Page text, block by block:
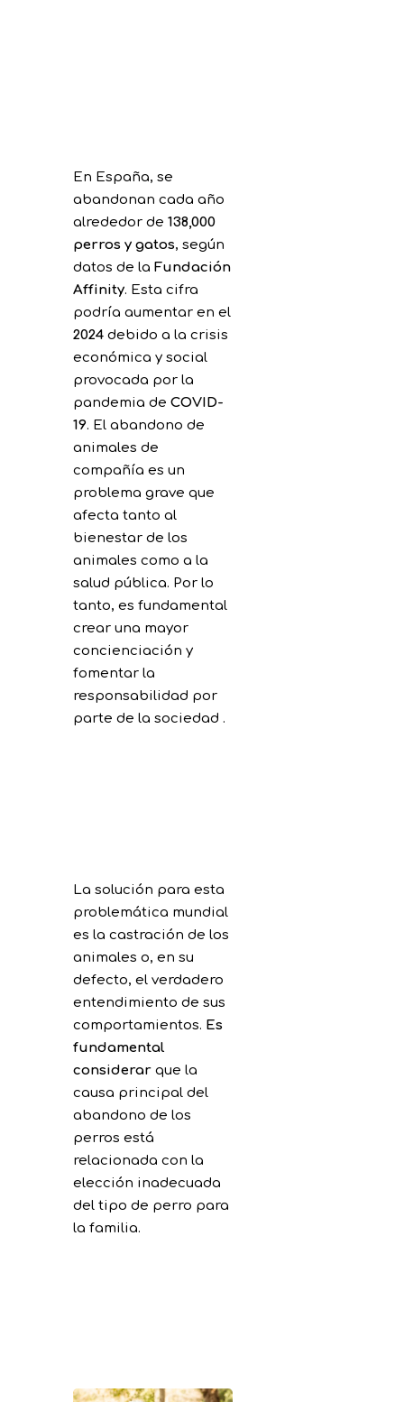
En España, se
abandonan cada año
alrededor de 138,000
perros y gatos, según
datos de la Fundación
Affinity. Esta cifra
podría aumentar en el
2024debido a la crisis
económica y social
provocada por la
pandemia de COVID-
19. El abandono de
animales de
compañía es un
problema grave que
afecta tanto al
bienestar de los
animales como a la
salud pública. Por lo
tanto, es fundamental
crear una mayor
concienciación y
fomentar la
responsabilidad por
parte de la sociedad .
La solución para esta
problemática mundial
es la castración de los
animales o, en su
defecto, el verdadero
entendimiento de sus
comportamientos. Es
fundamental
considerarque la
causa principal del
abandono de los
perros está
relacionada con la
elección inadecuada
del tipo de perro para
la familia.